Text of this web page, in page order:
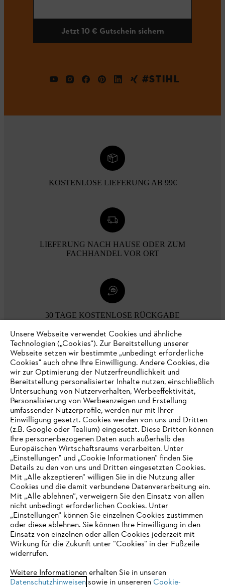
Jetzt 10 € Gutschein sichern
#STIHL
KOSTENLOSE LIEFERUNG AB 99€
LIEFERUNG NACH HAUSE ODER ZUM
FACHHANDEL VOR ORT
30 TAGE KOSTENLOSE RÜCKGABE
Zahlungsmöglichkeiten
Unternehmen
Online Shop
Service
IHR BROWSER WIRD NICHT
UNTERSTÜTZT
eine optimale Nutzung unserer Seite empfehlen wir Ihnen, zu
einem der folgenden Browser zu wechseln:
Unsere Webseite verwendet Cookies und ähnliche
Technologien („Cookies“). Zur Bereitstellung unserer
Webseite setzen wir bestimmte „unbedingt erforderliche
Cookies" auch ohne Ihre Einwilligung. Andere Cookies, die
wir zur Optimierung der Nutzerfreundlichkeit und
Bereitstellung personalisierter Inhalte nutzen, einschließlich
Untersuchung von Nutzerverhalten, Werbeeffektivität,
Personalisierung von Werbeanzeigen und Erstellung
umfassender Nutzerprofile, werden nur mit Ihrer
Einwilligung gesetzt. Cookies werden von uns und Dritten
(z.B. Google oder Tealium) eingesetzt. Diese Dritten können
Ihre personenbezogenen Daten auch außerhalb des
Europäischen Wirtschaftsraums verarbeiten. Unter
„Einstellungen" und „Cookie Informationen“ finden Sie
Details zu den von uns und Dritten eingesetzten Cookies.
Mit „Alle akzeptieren“ willigen Sie in die Nutzung aller
Cookies und die damit verbundene Datenverarbeitung ein.
Mit „Alle ablehnen“, verweigern Sie den Einsatz von allen
nicht unbedingt erforderlichen Cookies. Unter
„Einstellungen“ können Sie einzelnen Cookies zustimmen
oder diese ablehnen. Sie können Ihre Einwilligung in den
Einsatz von einzelnen oder allen Cookies jederzeit mit
Wirkung für die Zukunft unter “Cookies“ in der Fußzeile
widerrufen.
Weitere Informationen erhalten Sie in unseren
Datenschutzhinweisensowie in unsereren Cookie-